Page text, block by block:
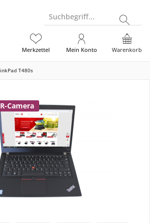
Suchbegriff...
Warenkorb
Merkzettel Mein Konto
T480s
Camera